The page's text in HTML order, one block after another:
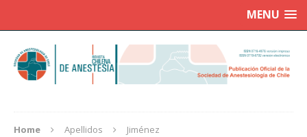
MENU
Home Apellidos Jiménez